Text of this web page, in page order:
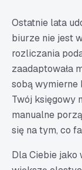
Ostatnie lata
biurze nie jest
rozliczania
zaadaptowała
sobą wymierne
Twój księgowy
manualne
się na tym, co
Dla Ciebie jako